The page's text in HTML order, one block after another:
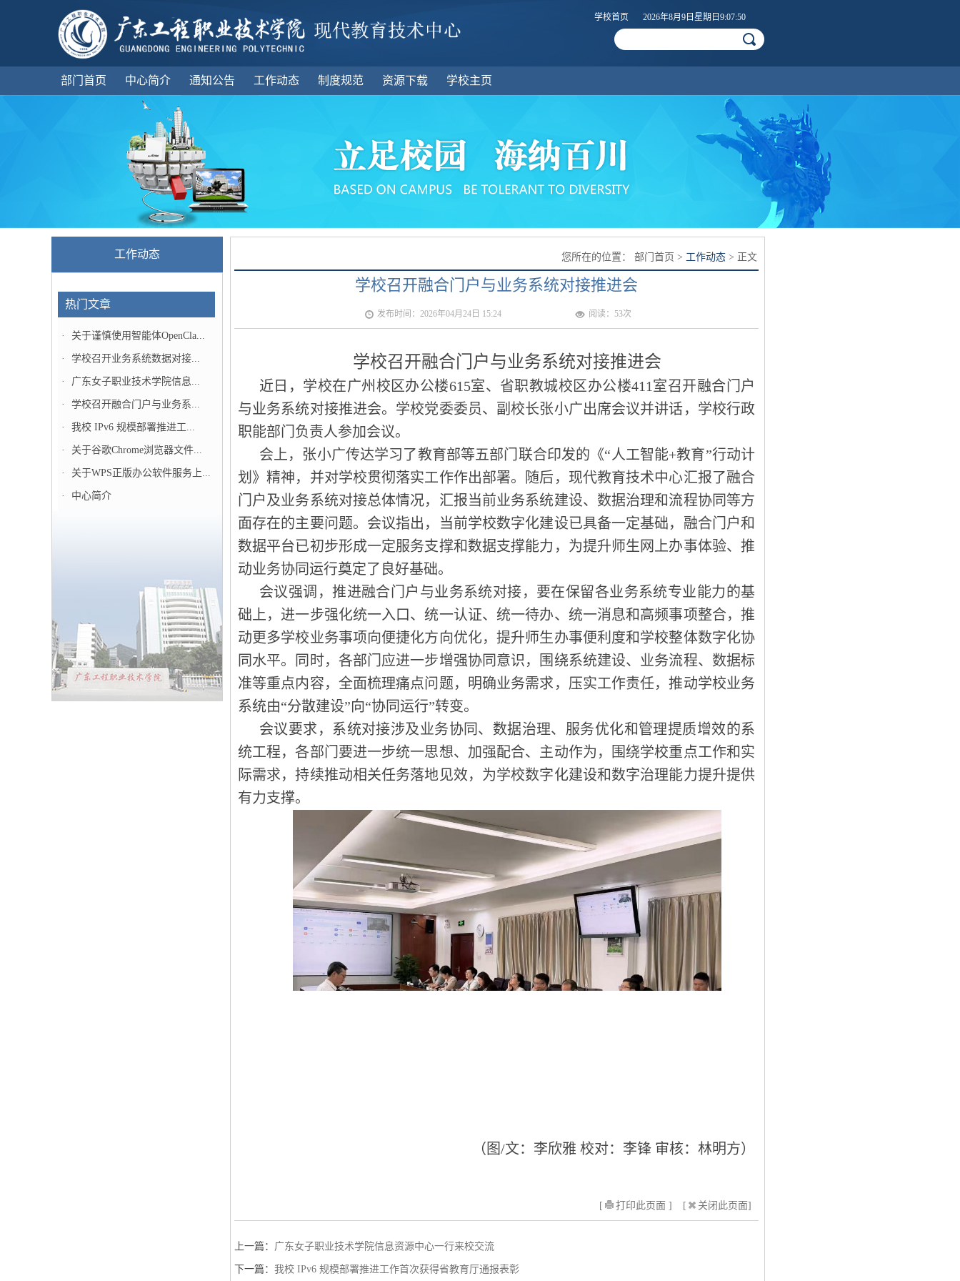
学校首页 2026年8月9日星期日9:07:51
部门首页 中心简介 通知公告 工作动态 制度规范 资源下载 学校主页
工作动态
热门文章
· 关于谨慎使用智能体OpenCla...
· 学校召开业务系统数据对接...
· 广东女子职业技术学院信息...
· 学校召开融合门户与业务系...
· 我校 IPv6 规模部署推进工...
· 关于谷歌Chrome浏览器文件...
· 关于WPS正版办公软件服务上...
· 中心简介
您所在的位置： 部门首页 > 工作动态 > 正文
学校召开融合门户与业务系统对接推进会
发布时间：2026年04月24日 15:24 阅读： 53次
学校召开融合门户与业务系统对接推进会
近日，学校在广州校区办公楼615室、省职教城校区办公楼411室召开融合门户
与业务系统对接推进会。学校党委委员、副校长张小广出席会议并讲话，学校行政
职能部门负责人参加会议。
会上，张小广传达学习了教育部等五部门联合印发的《“人工智能+教育”行动计
划》精神，并对学校贯彻落实工作作出部署。随后，现代教育技术中心汇报了融合
门户及业务系统对接总体情况，汇报当前业务系统建设、数据治理和流程协同等方
面存在的主要问题。会议指出，当前学校数字化建设已具备一定基础，融合门户和
数据平台已初步形成一定服务支撑和数据支撑能力，为提升师生网上办事体验、推
动业务协同运行奠定了良好基础。
会议强调，推进融合门户与业务系统对接，要在保留各业务系统专业能力的基
础上，进一步强化统一入口、统一认证、统一待办、统一消息和高频事项整合，推
动更多学校业务事项向便捷化方向优化，提升师生办事便利度和学校整体数字化协
同水平。同时，各部门应进一步增强协同意识，围绕系统建设、业务流程、数据标
准等重点内容，全面梳理痛点问题，明确业务需求，压实工作责任，推动学校业务
系统由“分散建设”向“协同运行”转变。
会议要求，系统对接涉及业务协同、数据治理、服务优化和管理提质增效的系
统工程，各部门要进一步统一思想、加强配合、主动作为，围绕学校重点工作和实
际需求，持续推动相关任务落地见效，为学校数字化建设和数字治理能力提升提供
有力支撑。
（图/文：李欣雅 校对：李锋 审核：林明方）
[ 关闭此页面]
[ 打印此页面 ]
上一篇： 广东女子职业技术学院信息资源中心一行来校交流
下一篇： 我校 IPv6 规模部署推进工作首次获得省教育厅通报表彰